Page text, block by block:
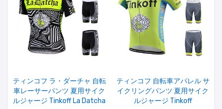
ティンコフ ラ・ダーチャ 自転
車レーサーパンツ 夏用サイク
ルジャージ Tinkoff La Datcha
ティンコフ 自転車アパレル サ
イクリングパンツ 夏用サイク
ルジャージ Tinkoff